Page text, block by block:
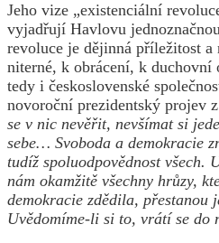
Jeho vize „existenciální
vyjadřují Havlovu
revoluce je dějinná příležitost
niterné, k obrácení, k
tedy i československé
novoroční prezidentský projev
se v nic nevěřit, nevšímat si
sebe… Svoboda a demokracie
tudíž spoluodpovědnost všech.
nám okamžitě všechny hrůzy,
demokracie zdědila, přestanou
Uvědomíme-li si to, vrátí se do